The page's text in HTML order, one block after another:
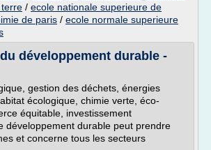
/ ecole nationale superieure de
de paris / ecole normale superieure
développement durable -
gestion des déchets, énergies
écologique, chimie verte, éco-
équitable, investissement
développement durable peut prendre
et concerne tous les secteurs